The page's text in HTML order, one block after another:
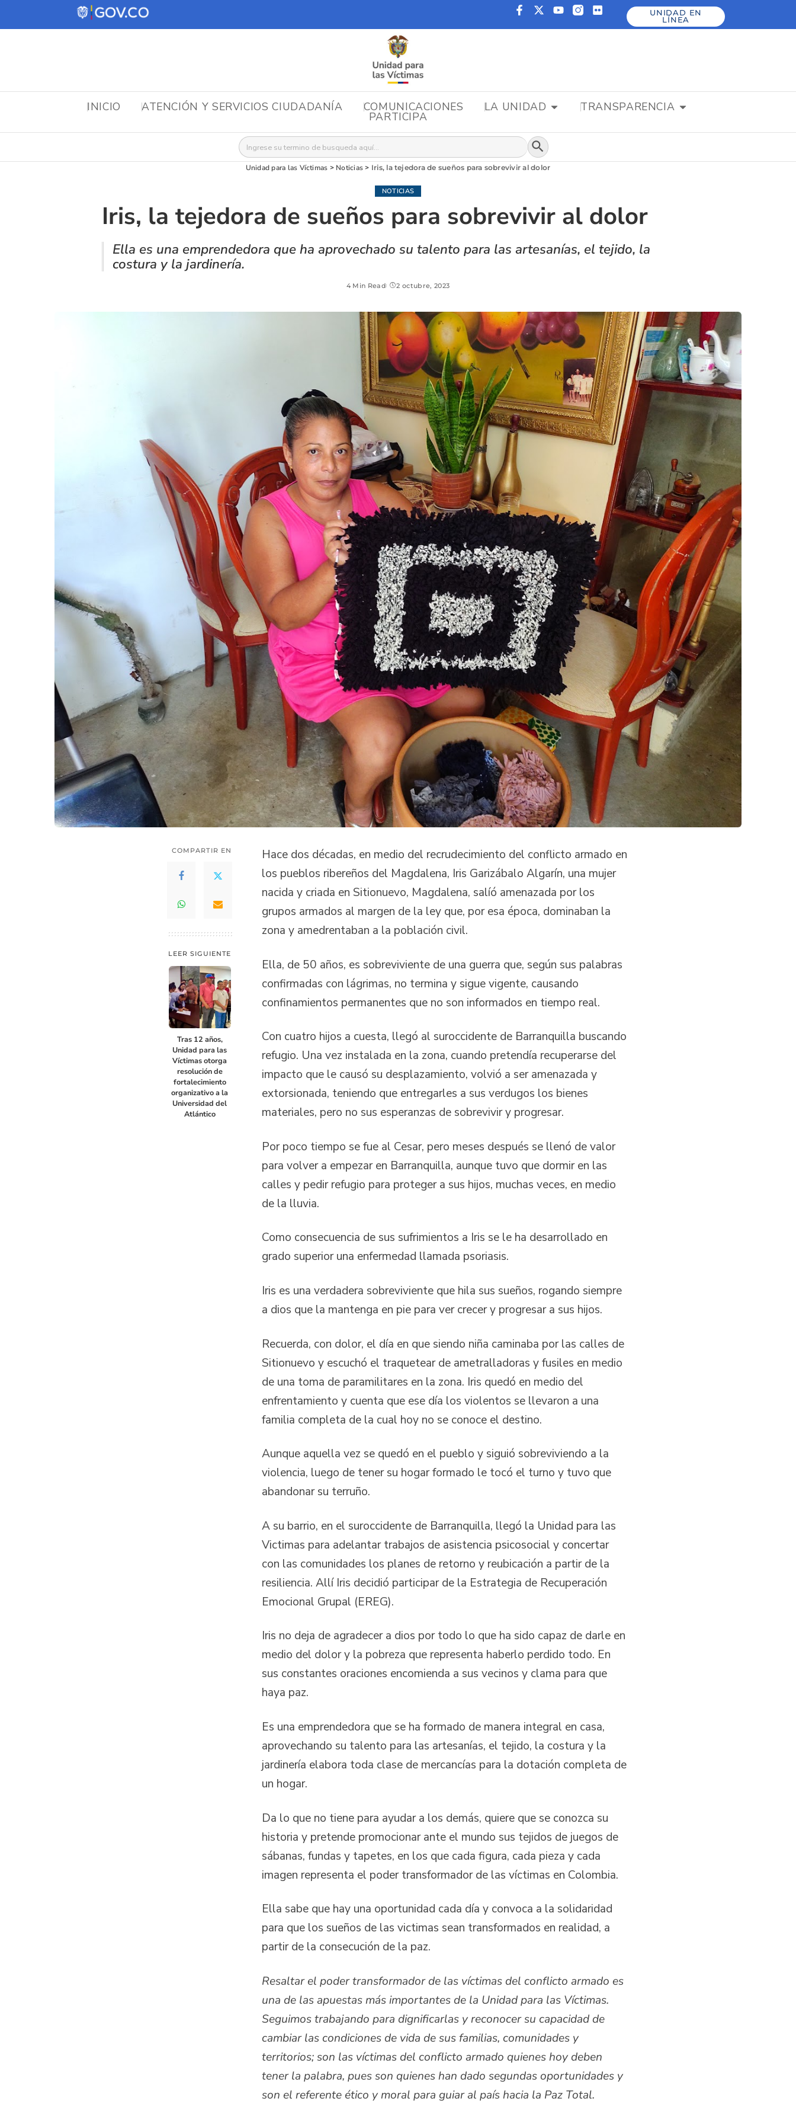
UNIDAD EN
LÍNEA
INICIO ATENCIÓN Y SERVICIOS CIUDADANÍA COMUNICACIONES LA UNIDAD TRANSPARENCIA
PARTICIPA
Buscar: Botón de búsqueda
Unidad para las Víctimas > Noticias > Iris, la tejedora de sueños para sobrevivir al dolor
NOTICIAS
Iris, la tejedora de sueños para sobrevivir al dolor
Ella es una emprendedora que ha aprovechado su talento para las artesanías, el tejido, la
costura y la jardinería.
4 Min Read 2 octubre, 2023
COMPARTIR EN
LEER SIGUIENTE
Tras 12 años,
Unidad para las
Víctimas otorga
resolución de
fortalecimiento
organizativo a la
Universidad del
Atlántico
Hace dos décadas, en medio del recrudecimiento del conflicto armado en
los pueblos ribereños del Magdalena, Iris Garizábalo Algarín, una mujer
nacida y criada en Sitionuevo, Magdalena, salíó amenazada por los
grupos armados al margen de la ley que, por esa época, dominaban la
zona y amedrentaban a la población civil.
Ella, de 50 años, es sobreviviente de una guerra que, según sus palabras
confirmadas con lágrimas, no termina y sigue vigente, causando
confinamientos permanentes que no son informados en tiempo real.
Con cuatro hijos a cuesta, llegó al suroccidente de Barranquilla buscando
refugio. Una vez instalada en la zona, cuando pretendía recuperarse del
impacto que le causó su desplazamiento, volvió a ser amenazada y
extorsionada, teniendo que entregarles a sus verdugos los bienes
materiales, pero no sus esperanzas de sobrevivir y progresar.
Por poco tiempo se fue al Cesar, pero meses después se llenó de valor
para volver a empezar en Barranquilla, aunque tuvo que dormir en las
calles y pedir refugio para proteger a sus hijos, muchas veces, en medio
de la lluvia.
Como consecuencia de sus sufrimientos a Iris se le ha desarrollado en
grado superior una enfermedad llamada psoriasis.
Iris es una verdadera sobreviviente que hila sus sueños, rogando siempre
a dios que la mantenga en pie para ver crecer y progresar a sus hijos.
Recuerda, con dolor, el día en que siendo niña caminaba por las calles de
Sitionuevo y escuchó el traquetear de ametralladoras y fusiles en medio
de una toma de paramilitares en la zona. Iris quedó en medio del
enfrentamiento y cuenta que ese día los violentos se llevaron a una
familia completa de la cual hoy no se conoce el destino.
Aunque aquella vez se quedó en el pueblo y siguió sobreviviendo a la
violencia, luego de tener su hogar formado le tocó el turno y tuvo que
abandonar su terruño.
A su barrio, en el suroccidente de Barranquilla, llegó la Unidad para las
Victimas para adelantar trabajos de asistencia psicosocial y concertar
con las comunidades los planes de retorno y reubicación a partir de la
resiliencia. Allí Iris decidió participar de la Estrategia de Recuperación
Emocional Grupal (EREG).
Iris no deja de agradecer a dios por todo lo que ha sido capaz de darle en
medio del dolor y la pobreza que representa haberlo perdido todo. En
sus constantes oraciones encomienda a sus vecinos y clama para que
haya paz.
Es una emprendedora que se ha formado de manera integral en casa,
aprovechando su talento para las artesanías, el tejido, la costura y la
jardinería elabora toda clase de mercancías para la dotación completa de
un hogar.
Da lo que no tiene para ayudar a los demás, quiere que se conozca su
historia y pretende promocionar ante el mundo sus tejidos de juegos de
sábanas, fundas y tapetes, en los que cada figura, cada pieza y cada
imagen representa el poder transformador de las víctimas en Colombia.
Ella sabe que hay una oportunidad cada día y convoca a la solidaridad
para que los sueños de las victimas sean transformados en realidad, a
partir de la consecución de la paz.
Resaltar el poder transformador de las víctimas del conflicto armado es
una de las apuestas más importantes de la Unidad para las Víctimas.
Seguimos trabajando para dignificarlas y reconocer su capacidad de
cambiar las condiciones de vida de sus familias, comunidades y
territorios; son las víctimas del conflicto armado quienes hoy deben
tener la palabra, pues son quienes han dado segundas oportunidades y
son el referente ético y moral para guiar al país hacia la Paz Total.